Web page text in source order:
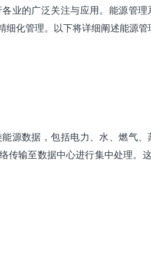
业的广泛关注与应用。能源管
化管理。以下将详细阐述能源
源数据，包括电力、水、燃气
传输至数据中心进行集中处理